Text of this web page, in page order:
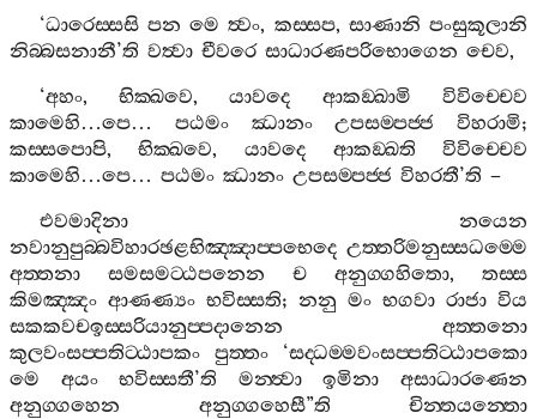
‘ධාරෙස‍්සසි පන මෙ ත්‍වං, කස‍්සප, සාණානි පංසුකූලානි
නිබ‍්බසනානී’ති වත්‍වා චීවරෙ සාධාරණපරිභොගෙන චෙව,
‘අහං, භික‍්ඛවෙ, යාවදෙ ආකඞ‍්ඛාමි
විවිච‍්චෙව
කාමෙහි…පෙ… පඨමං ඣානං උපසම‍්පජ‍්ජ විහරාමි;
කස‍්සපොපි,භික‍්ඛවෙ, යාවදෙ ආකඞ‍්ඛති
විවිච‍්චෙව
කාමෙහි…පෙ… පඨමං ඣානං උපසම‍්පජ‍්ජ විහරතී’ති –
එවමාදිනා
නයෙන
නවානුපුබ‍්බවිහාරඡළභිඤ‍්ඤාප‍්පභෙදෙ උත‍්තරිමනුස‍්සධම‍්මෙ
අත‍්තනා
සමසමට‍්ඨපනෙන ච අනුග‍්ගහිතො, තස‍්ස
කිමඤ‍්ඤං ආණණ්‍යං භවිස‍්සති; නනු මං භගවා රාජා විය
සකකවචඉස‍්සරියානුප‍්පදානෙන
අත‍්තනො
කුලවංසප‍්පතිට‍්ඨාපකං
පුත‍්තං ‘සද‍්ධම‍්මවංසප‍්පතිට‍්ඨාපකො
මෙ
අයං භවිස‍්සතී’ති මන‍්ත්‍වා ඉමිනා
අසාධාරණෙන
අනුග‍්ගහෙන
අනුග‍්ගහෙසී”ති
චින‍්තයන‍්තො